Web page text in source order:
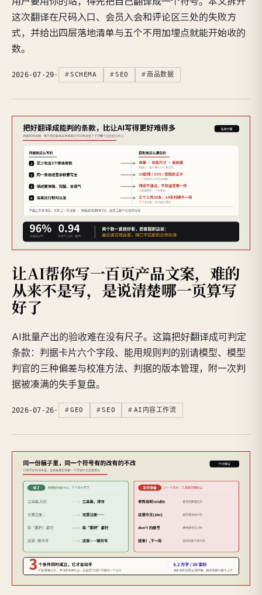
这次翻译在尺码入口、会员入会和评论区三处的失败方
式，并给出四层落地清单与五个不用加埋点就能开始收的
数。
2026-07-29 · SCHEMA SEO 商品数据
让AI帮你写一百页产品文案，难的
从来不是写，是说清楚哪一页算写
好了
AI批量产出的验收难在没有尺子。这篇把好翻译成可判定
条款：判据卡片六个字段、能用规则判的别请模型、模型
判官的三种偏差与校准方法、判据的版本管理，附一次判
据被凑满的失手复盘。
2026-07-26 · GEO SEO AI内容工作流